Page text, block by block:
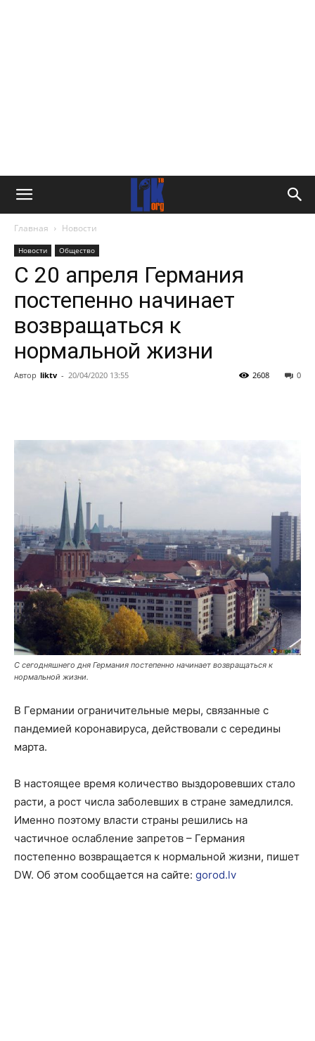
Главная Новости
Новости Общество
С 20 апреля Германия
постепенно начинает
возвращаться к
нормальной жизни
Автор liktv - 20/04/2020 13:55 0
2608
С сегодняшнего дня Германия постепенно начинает возвращаться к
нормальной жизни.
В Германии ограничительные меры, связанные с
пандемией коронавируса, действовали с середины
марта.
В настоящее время количество выздоровевших стало
расти, а рост числа заболевших в стране замедлился.
Именно поэтому власти страны решились на
частичное ослабление запретов – Германия
постепенно возвращается к нормальной жизни, пишет
DW. Об этом сообщается на сайте: gorod.lv